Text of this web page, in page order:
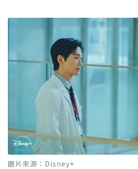
圖片來源：Disney+